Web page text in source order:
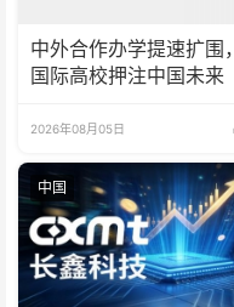
中外合作办学提速扩围，
国际高校押注中国未来
2026年08月05日
中国